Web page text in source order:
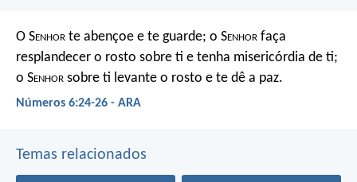
O Senhor te abençoe e te guarde; o Senhor faça
resplandecer o rosto sobre ti e tenha misericórdia de ti;
o Senhor sobre ti levante o rosto e te dê a paz.
Números 6:24-26 - ARA
Temas relacionados